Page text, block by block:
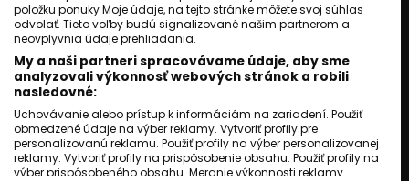
Viera Kančiová: V nemocnici
som oporou ženám, ktoré sa
boja pôrodu.
Róbert Hamburgbadžo
Publikované:15 jún 2025, 22:39
položku ponuky Moje údaje, na tejto stránke môžete svoj súhlas
odvolať. Tieto voľby budú signalizované našim partnerom a
neovplyvnia údaje prehliadania.
My a naši partneri spracovávame údaje, aby sme
analyzovali výkonnosť webových stránok a robili
nasledovné:
Uchovávanie alebo prístup k informáciám na zariadení. Použiť
obmedzené údaje na výber reklamy. Vytvoriť profily pre
personalizovanú reklamu. Použiť profily na výber personalizovanej
reklamy. Vytvoriť profily na prispôsobenie obsahu. Použiť profily na
výber prispôsobeného obsahu. Meranie výkonnosti reklamy.